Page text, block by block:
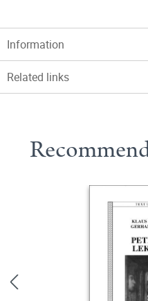
Information
Related links